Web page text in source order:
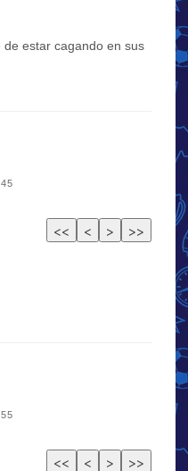
estar cagando en sus